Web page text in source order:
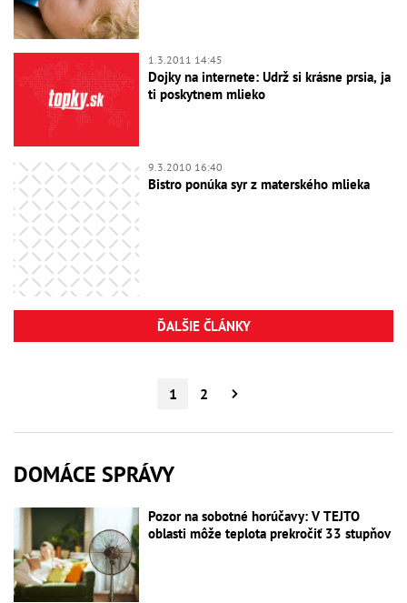
1.3.2011 14:45
Dojky na internete: Udrž si krásne prsia, ja
ti poskytnem mlieko
9.3.2010 16:40
Bistro ponúka syr z materského mlieka
ĎALŠIE ČLÁNKY
1 2
DOMÁCE SPRÁVY
Pozor na sobotné horúčavy: V TEJTO
oblasti môže teplota prekročiť 33 stupňov